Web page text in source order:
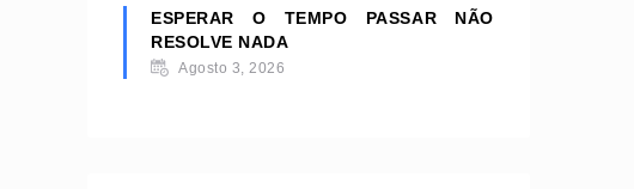
ESPERAR O TEMPO PASSAR NÃO
RESOLVE NADA
Agosto 3, 2026